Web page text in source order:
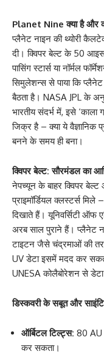
Planet Nine क्या है और
प्लैनेट नाइन की थ्योरी
दी। क्विपर बेल्ट के 50 आइस
पासिंग स्टार्स या नॉर्मल
सिमुलेशन्स से पाया कि
बैठता है। NASA JPL के
भारतीय संदर्भ में, इसे
जिक्र है – क्या ये वैज्ञानिक
बनने के समय ही बना।
क्विपर बेल्ट: सौरमंडल का
नेपच्यून के बाहर क्विपर बेल्ट
प्राइमॉर्डियल क्लस्टर्स
दिखाते हैं। यूनिवर्सिटी ऑफ
अरब साल पुराने हैं। प्लैनेट
टाइटन जैसे चंद्रमाओं की
UV डेटा इसमें मदद कर
UNESA कोलैबोरेशन से डेटा
डिस्कवरी के सबूत और
ऑर्बिटल टिल्ट्स: 80 AU
कर सकता।